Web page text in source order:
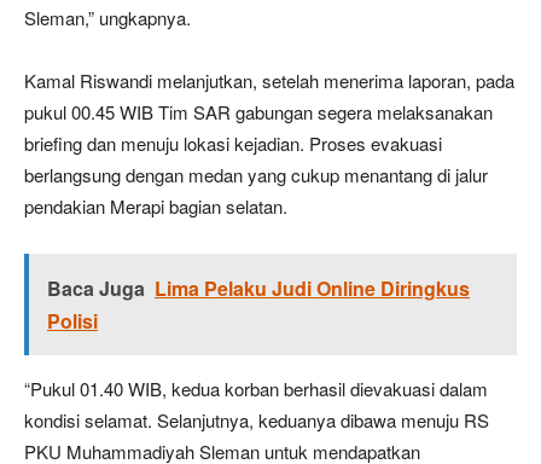
Sleman,” ungkapnya.
Kamal Riswandi melanjutkan, setelah menerima laporan, pada
pukul 00.45 WIB Tim SAR gabungan segera melaksanakan
briefing dan menuju lokasi kejadian. Proses evakuasi
berlangsung dengan medan yang cukup menantang di jalur
pendakian Merapi bagian selatan.
Baca Juga Lima Pelaku Judi Online Diringkus
Polisi
“Pukul 01.40 WIB, kedua korban berhasil dievakuasi dalam
kondisi selamat. Selanjutnya, keduanya dibawa menuju RS
PKU Muhammadiyah Sleman untuk mendapatkan